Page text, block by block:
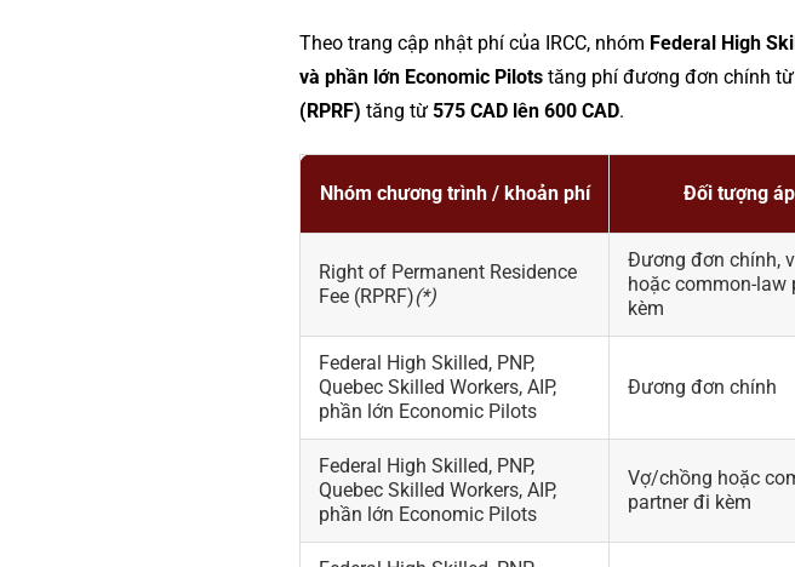
Theo trang cập nhật phí của IRCC, nhóm Federal High
và phần lớn Economic Pilots tăng phí đương đơn chính từ
(RPRF) tăng từ 575 CAD lên 600 CAD.
Nhóm chương trình / khoản phí Đối tượng
Right of Permanent Residence
Fee (RPRF)(*)
Đương đơn chính,
hoặc common-law
kèm
Federal High Skilled, PNP,
Quebec Skilled Workers, AIP,
phần lớn Economic Pilots
Đương đơn chính
Federal High Skilled, PNP,
Quebec Skilled Workers, AIP,
phần lớn Economic Pilots
Vợ/chồng hoặc
partner đi kèm